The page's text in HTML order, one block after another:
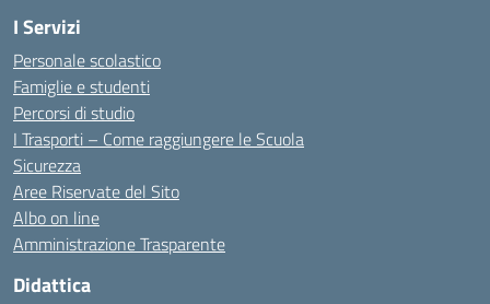
I Servizi
Personale scolastico
Famiglie e studenti
Percorsi di studio
I Trasporti – Come raggiungere le Scuola
Sicurezza
Aree Riservate del Sito
Albo on line
Amministrazione Trasparente
Didattica